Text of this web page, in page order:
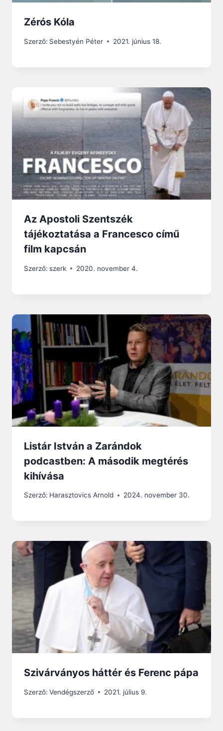
Zérós Kóla
Szerző: Sebestyén Péter 2021. június 18.
Az Apostoli Szentszék
tájékoztatása a Francesco című
film kapcsán
Szerző: szerk 2020. november 4.
Listár István a Zarándok
podcastben: A második megtérés
kihívása
Szerző: Harasztovics Arnold 2024. november 30.
Szivárványos háttér és Ferenc pápa
Szerző: Vendégszerző 2021. július 9.